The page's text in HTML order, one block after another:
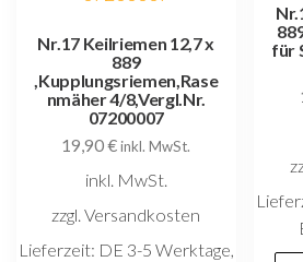
Nr.17 Keilriemen 12,7 x
889
,Kupplungsriemen,Rase
nmäher 4/8,Vergl.Nr.
07200007
19,90€ inkl. MwSt.
inkl. MwSt.
zzgl. Versandkosten
Lieferzeit: DE 3-5 Werktage,
für